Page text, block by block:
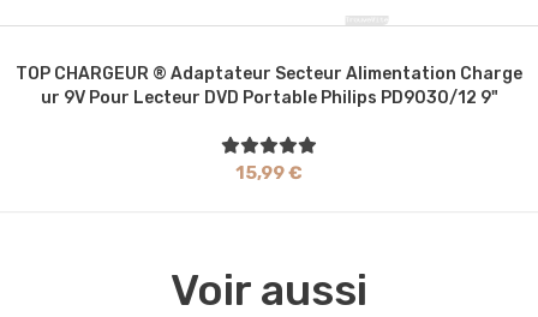
TOP CHARGEUR ® Adaptateur Secteur Alimentation Charge
Ur 9V Pour Lecteur DVD Portable Philips PD9030/12 9"
15,99 €
Voir aussi